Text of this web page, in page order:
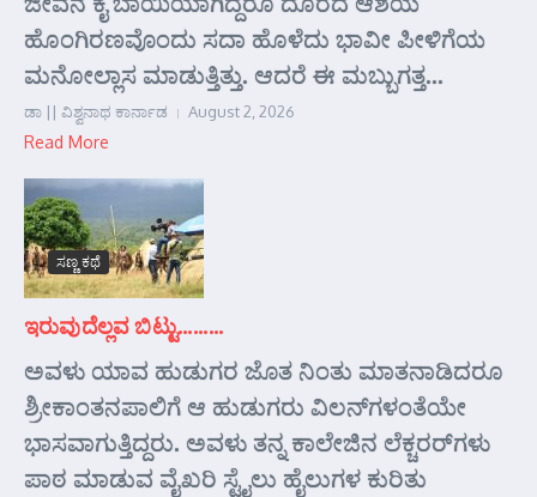
ಹೊಂಗಿರಣವೊಂದು ಸದಾ ಹೊಳೆದು ಭಾವೀ ಪೀಳಿಗೆಯ
ಮನೋಲ್ಲಾಸ ಮಾಡುತ್ತಿತ್ತು. ಆದರೆ ಈ ಮಬ್ಬುಗತ್ತ...
ಡಾ || ವಿಶ್ವನಾಥ ಕಾರ್ನಾಡ August 2, 2026
Read More
ಸಣ್ಣ ಕಥೆ
ಇರುವುದೆಲ್ಲವ ಬಿಟ್ಟು………
ಅವಳು ಯಾವ ಹುಡುಗರ ಜೊತ ನಿಂತು ಮಾತನಾಡಿದರೂ
ಶ್ರೀಕಾಂತನಪಾಲಿಗೆ ಆ ಹುಡುಗರು ವಿಲನ್‌ಗಳಂತೆಯೇ
ಭಾಸವಾಗುತ್ತಿದ್ದರು. ಅವಳು ತನ್ನ ಕಾಲೇಜಿನ ಲೆಕ್ಚರರ್‌ಗಳು
ಪಾಠ ಮಾಡುವ ವೈಖರಿ ಸ್ಟೈಲು ಹೈಲುಗಳ ಕುರಿತು